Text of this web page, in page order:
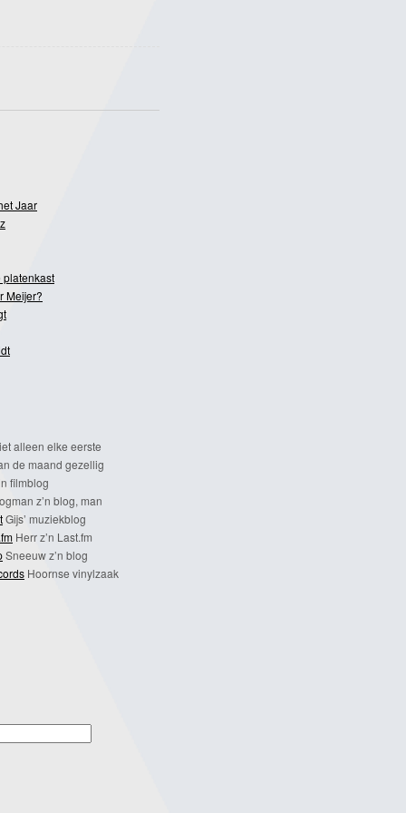
Jaar
platenkast
Meijer?
alleen elke eerste
de maand gezellig
filmblog
z’n blog, man
Gijs’ muziekblog
Herr z’n Last.fm
Sneeuw z’n blog
Hoornse vinylzaak